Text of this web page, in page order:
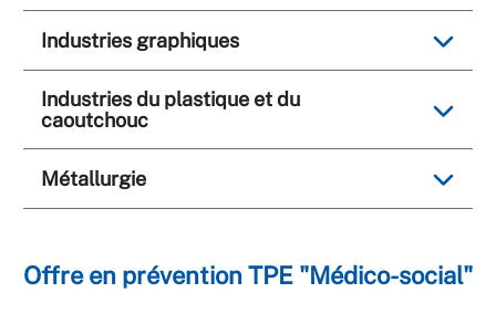
Industries graphiques
Industries du plastique et du
caoutchouc
Métallurgie
Offre en prévention TPE "Médico-social"